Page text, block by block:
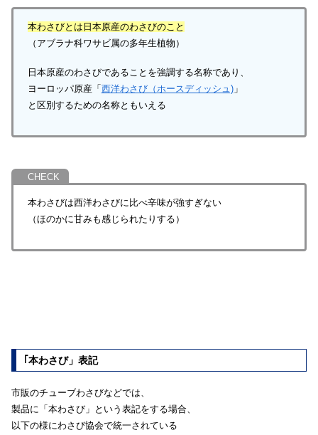
本わさびとは日本原産のわさびのこと
（アブラナ科ワサビ属の多年生植物）
日本原産のわさびであることを強調する名称であり、
ヨーロッパ原産「 西洋わさび（ホースディッシュ)」
と区別するための名称ともいえる
本わさびは西洋わさびに比べ辛味が強すぎない
（ほのかに甘みも感じられたりする）
｢本わさび」表記
市販のチューブわさびなどでは、
製品に「本わさび」という表記をする場合、
以下の様にわさび協会で統一されている